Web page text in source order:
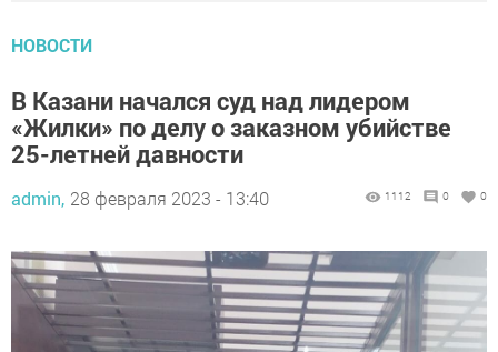
НОВОСТИ
В Казани начался суд над лидером
«Жилки» по делу о заказном убийстве
25-летней давности
admin, 28 февраля 2023 - 13:40 1112 0 0